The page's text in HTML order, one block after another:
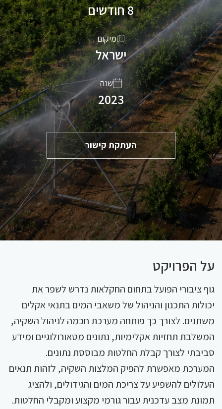
8 חודשים
מיקום
ישראל
שנה
2023
העתקת קישור
על הפרויקט
גוף ציבורי הפועל בתחום החקלאות נדרש לשפר את
יכולות התכנון והניהול של משאבי המים בתנאי אקלים
משתנים. לצורך כך פותחה מערכת חכמה לניהול השקיה,
המשלבת תחזיות אקלימיות, נתונים מטאורולוגיים ומידע
סביבתי לצורך קבלת החלטות מבוססת נתונים.
המערכת מאפשרת להפיק המלצות השקיה, לזהות תנאים
העלולים להשפיע על צריכת המים והגידולים, ולהציג
תמונת מצב עדכנית עבור גורמי מקצוע ומקבלי החלטות.